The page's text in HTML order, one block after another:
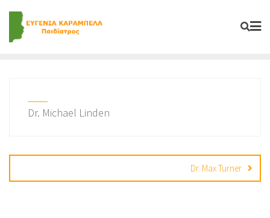
content
Dr. Michael Linden
navigation
Dr. Max Turner